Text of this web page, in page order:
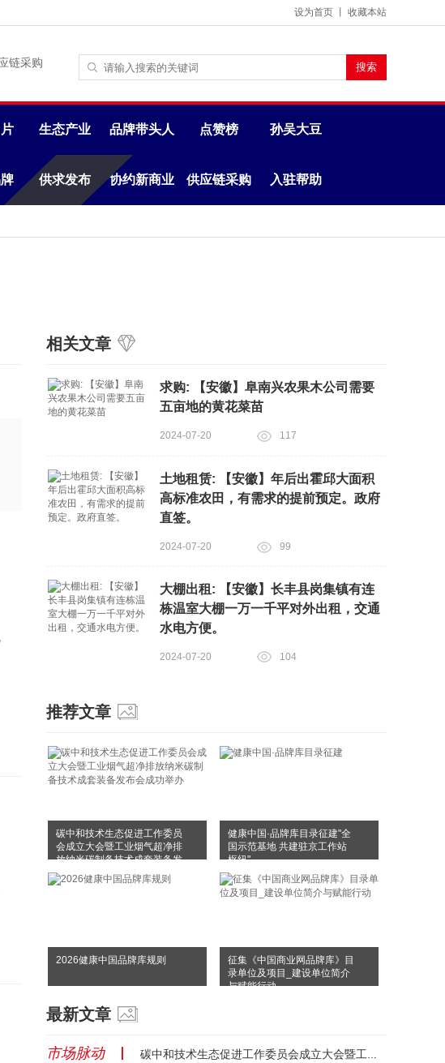
设为首页 收藏本站
链采购
生态产业 品牌带头人 点赞榜 孙吴大豆
供求发布 协约新商业 供应链采购 入驻帮助
相关文章
求购: 【安徽】阜南兴农果木公司需要
五亩地的黄花菜苗
2024-07-20 117
土地租赁: 【安徽】年后出霍邱大面积
高标准农田，有需求的提前预定。政府
直签。
2024-07-20 99
大棚出租: 【安徽】长丰县岗集镇有连
栋温室大棚一万一千平对外出租，交通
水电方便。
2024-07-20 104
推荐文章
碳中和技术生态促进工作委员
会成立大会暨工业烟气超净排
放纳米碳制备技术成套装备发
布会成功举办
健康中国·品牌库目录征建"全
国示范基地 共建驻京工作站
枢纽"
2026健康中国品牌库规则
征集《中国商业网品牌库》目
录单位及项目_建设单位简介
与赋能行动
最新文章
市场脉动 碳中和技术生态促进工作委员会成立大会暨工业烟气超净排放纳米碳制备技术成套装备发布会成功举办...